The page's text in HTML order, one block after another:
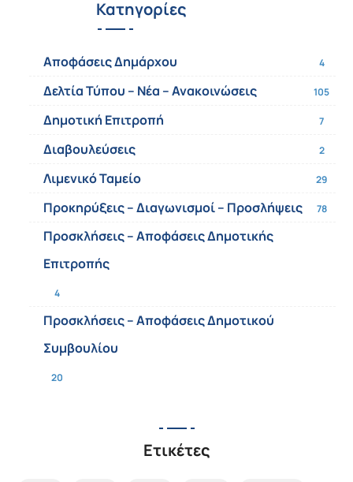
Κατηγορίες
Αποφάσεις Δημάρχου 4
Δελτία Τύπου – Νέα – Ανακοινώσεις 105
Δημοτική Επιτροπή 7
Διαβουλεύσεις 2
Λιμενικό Ταμείο 29
Προκηρύξεις – Διαγωνισμοί – Προσλήψεις 78
Προσκλήσεις – Αποφάσεις Δημοτικής
Επιτροπής
4
Προσκλήσεις – Αποφάσεις Δημοτικού
Συμβουλίου
20
Ετικέτες